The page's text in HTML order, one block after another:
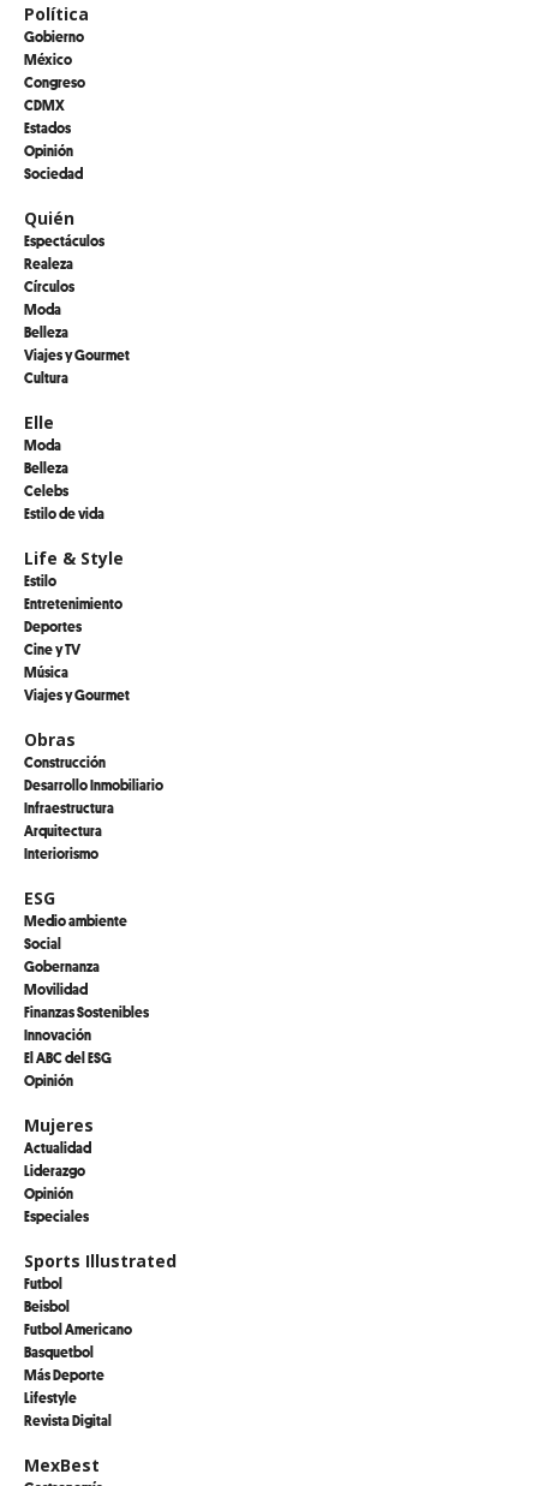
Política
Gobierno
México
Congreso
CDMX
Estados
Opinión
Sociedad
Quién
Espectáculos
Realeza
Círculos
Moda
Belleza
Viajes y Gourmet
Cultura
Elle
Moda
Belleza
Celebs
Estilo de vida
Life & Style
Estilo
Entretenimiento
Deportes
Cine y TV
Música
Viajes y Gourmet
Obras
Construcción
Desarrollo Inmobiliario
Infraestructura
Arquitectura
Interiorismo
ESG
Medio ambiente
Social
Gobernanza
Movilidad
Finanzas Sostenibles
Innovación
El ABC del ESG
Opinión
Mujeres
Actualidad
Liderazgo
Opinión
Especiales
Sports Illustrated
Futbol
Beisbol
Futbol Americano
Basquetbol
Más Deporte
Lifestyle
Revista Digital
MexBest